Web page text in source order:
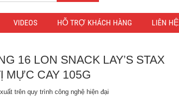
VIDEOS HỖ TRỢ KHÁCH HÀNG LIÊN HỆ
16 LON SNACK LAY’S STAX
MỰC CAY 105G
trên quy trình công nghệ hiện đại